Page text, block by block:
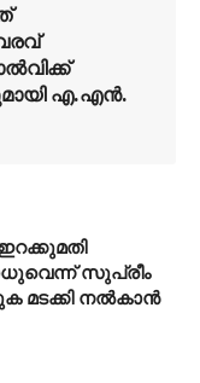
എ.എൻ.
ഇറക്കുമതി
സുപ്രീം
മടക്കി നൽകാൻ